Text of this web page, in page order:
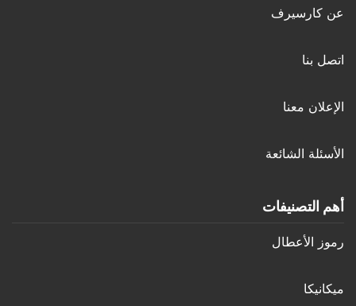
عن كارسيرف
اتصل بنا
الإعلان معنا
الأسئلة الشائعة
أهم التصنيفات
رموز الأعطال
ميكانيكا